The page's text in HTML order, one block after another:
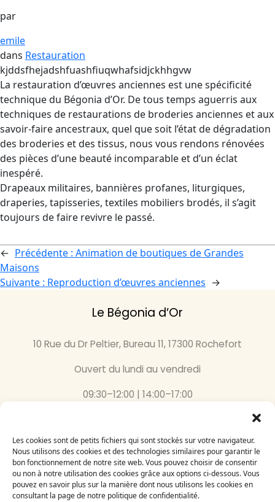
Les cookies sont de petits fichiers qui sont stockés sur votre navigateur.
Nous utilisons des cookies et des technologies similaires pour garantir le
bon fonctionnement de notre site web. Vous pouvez choisir de consentir
ou non à notre utilisation des cookies grâce aux options ci-dessous. Vous
pouvez en savoir plus sur la manière dont nous utilisons les cookies en
consultant la page de notre politique de confidentialité.
par
emile
dans Restauration
kjddsfhejadshfuashfiuqwhafsidjckhhgvw
La restauration d’œuvres anciennes est une spécificité
technique du Bégonia d’Or. De tous temps aguerris aux
techniques de restaurations de broderies anciennes et aux
savoir-faire ancestraux, quel que soit l’état de dégradation
des broderies et des tissus, nous vous rendons rénovées
des pièces d’une beauté incomparable et d’un éclat
inespéré.
Drapeaux militaires, bannières profanes, liturgiques,
draperies, tapisseries, textiles mobiliers brodés, il s’agit
toujours de faire revivre le passé.
← Précédente : Animation de boutiques de Grandes
Maisons
Suivante : Reproduction d’œuvres anciennes →
Le Bégonia d’Or
10 Rue du Dr Peltier, Bureau 11, 17300 Rochefort
Ouvert du lundi au vendredi
09:30–12:00 | 14:00–17:00
Inscrivez-vous
à notre newsletter